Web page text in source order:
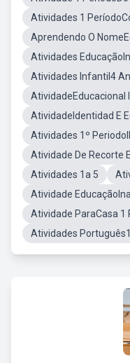
Atividades 1
Aprendendo O
Atividades
Atividades Infantil4
AtividadeEducacional
AtividadeIdentidad E
Atividades 1º PeriodoII
Atividade De Recorte
Atividades 1a 5
Atividade
Atividade ParaCasa 1
Atividades